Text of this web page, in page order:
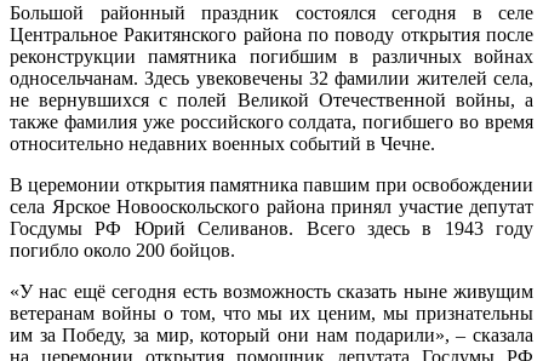
Большой районный праздник состоялся сегодня в селе
Центральное Ракитянского района по поводу открытия после
реконструкции памятника погибшим в различных войнах
односельчанам. Здесь увековечены 32 фамилии жителей села,
не вернувшихся с полей Великой Отечественной войны, а
также фамилия уже российского солдата, погибшего во время
относительно недавних военных событий в Чечне.
В церемонии открытия памятника павшим при освобождении
села Ярское Новооскольского района принял участие депутат
Госдумы РФ Юрий Селиванов. Всего здесь в 1943 году
погибло около 200 бойцов.
«У нас ещё сегодня есть возможность сказать ныне живущим
ветеранам войны о том, что мы их ценим, мы признательны
им за Победу, за мир, который они нам подарили», – сказала
на церемонии открытия помощник депутата Госдумы РФ